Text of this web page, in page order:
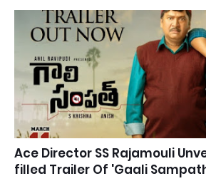
Ace Director SS Rajamouli
filled Trailer Of 'Gaali